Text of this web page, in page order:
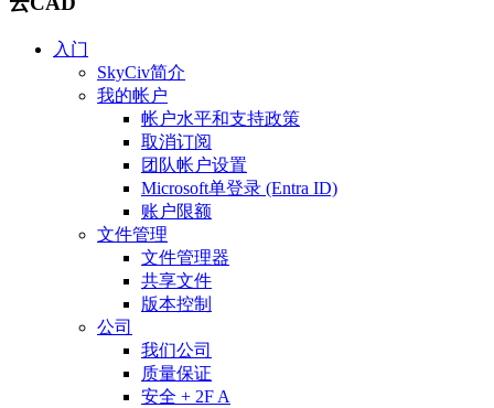
入门
SkyCiv简介
我的帐户
帐户水平和支持政策
取消订阅
团队帐户设置
Microsoft单登录 (Entra ID)
账户限额
文件管理
文件管理器
共享文件
版本控制
公司
我们公司
质量保证
安全 + 2F A